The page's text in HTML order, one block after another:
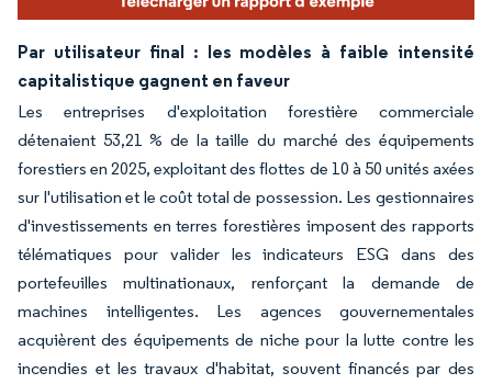
Par utilisateur final : les modèles à faible intensité
capitalistique gagnent en faveur
Les entreprises d'exploitation forestière commerciale
détenaient 53,21 % de la taille du marché des équipements
forestiers en 2025, exploitant des flottes de 10 à 50 unités axées
sur l'utilisation et le coût total de possession. Les gestionnaires
d'investissements en terres forestières imposent des rapports
télématiques pour valider les indicateurs ESG dans des
portefeuilles multinationaux, renforçant la demande de
machines intelligentes. Les agences gouvernementales
acquièrent des équipements de niche pour la lutte contre les
incendies et les travaux d'habitat, souvent financés par des